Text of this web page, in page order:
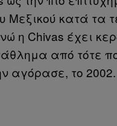
Μεξικού κατά τα
η Chivas έχει
από τότε
αγόρασε, το 2002.